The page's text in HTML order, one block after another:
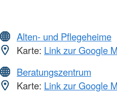
Alten- und Pflegeheime
Karte: Link zur Google
Beratungszentrum
Karte: Link zur Google